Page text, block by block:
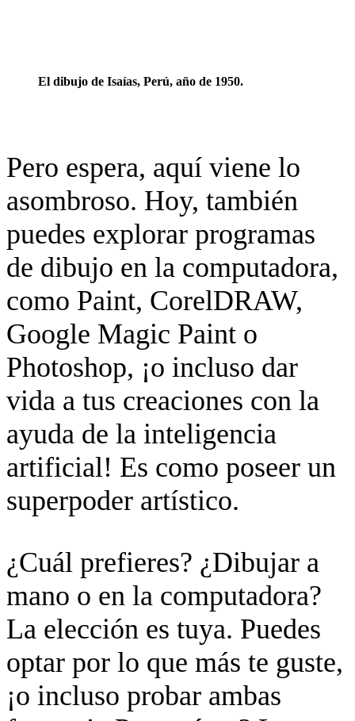
El dibujo de Isaías, Perú, año de 1950.
Pero espera, aquí viene lo
asombroso. Hoy, también
puedes explorar programas
de dibujo en la computadora,
como Paint, CorelDRAW,
Google Magic Paint o
Photoshop, ¡o incluso dar
vida a tus creaciones con la
ayuda de la inteligencia
artificial! Es como poseer un
superpoder artístico.
¿Cuál prefieres? ¿Dibujar a
mano o en la computadora?
La elección es tuya. Puedes
optar por lo que más te guste,
¡o incluso probar ambas